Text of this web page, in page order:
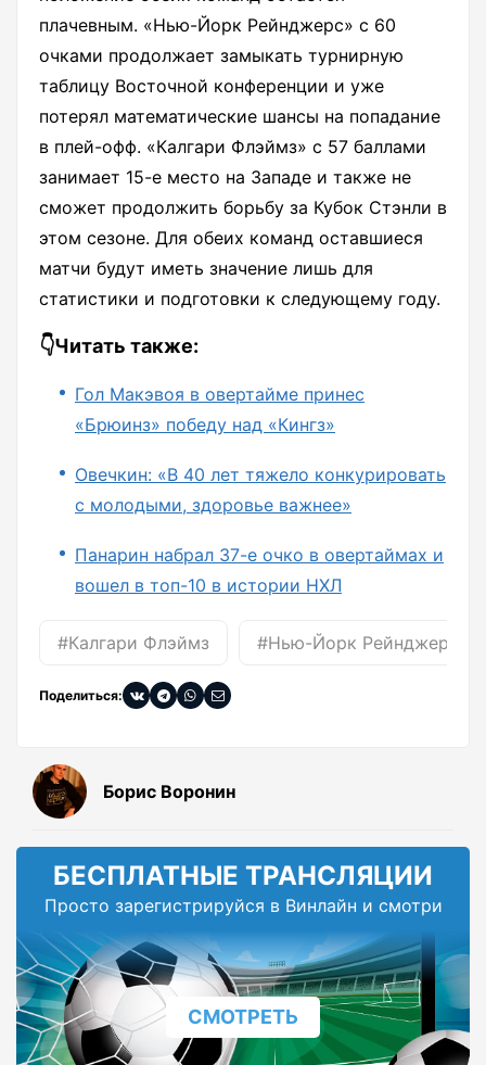
плачевным. «Нью-Йорк Рейнджерс» с 60
очками продолжает замыкать турнирную
таблицу Восточной конференции и уже
потерял математические шансы на попадание
в плей-офф. «Калгари Флэймз» с 57 баллами
занимает 15-е место на Западе и также не
сможет продолжить борьбу за Кубок Стэнли в
этом сезоне. Для обеих команд оставшиеся
матчи будут иметь значение лишь для
статистики и подготовки к следующему году.
👇Читать также:
Гол Макэвоя в овертайме принес
«Брюинз» победу над «Кингз»
Овечкин: «В 40 лет тяжело конкурировать
с молодыми, здоровье важнее»
Панарин набрал 37-е очко в овертаймах и
вошел в топ-10 в истории НХЛ
#Калгари Флэймз #Нью-Йорк Рейнджерс
Поделиться:
Борис Воронин
БЕСПЛАТНЫЕ ТРАНСЛЯЦИИ
Просто зарегистрируйся в Винлайн и смотри
СМОТРЕТЬ